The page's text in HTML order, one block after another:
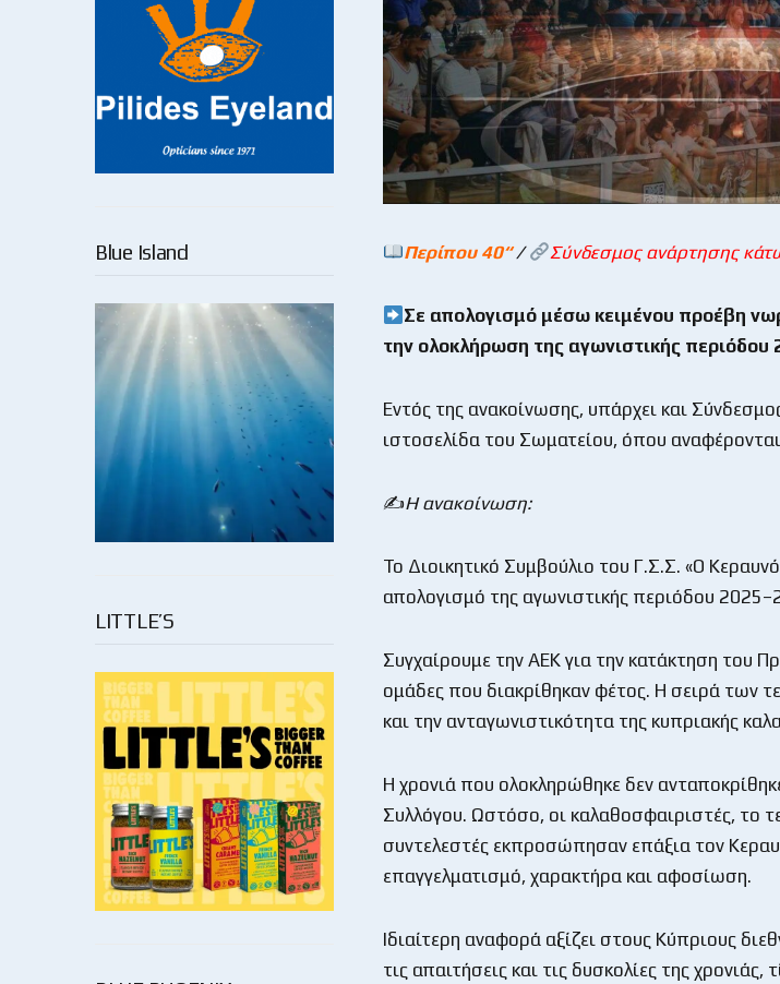
Blue Island
LITTLE’S
Περίπου 40“/ Σύνδεσμος ανάρτησης
Σε απολογισμό μέσω κειμένου προέβη
την ολοκλήρωση της αγωνιστικής περιόδου
Εντός της ανακοίνωσης, υπάρχει και
ιστοσελίδα του Σωματείου, όπου
✍️Η ανακοίνωση:
Το Διοικητικό Συμβούλιο του Γ.Σ.Σ. «Ο
απολογισμό της αγωνιστικής περιόδου
Συγχαίρουμε την ΑΕΚ για την κατάκτηση του
ομάδες που διακρίθηκαν φέτος. Η σειρά των
και την ανταγωνιστικότητα της κυπριακής
Η χρονιά που ολοκληρώθηκε δεν
Συλλόγου. Ωστόσο, οι καλαθοσφαιριστές, το
συντελεστές εκπροσώπησαν επάξια τον
επαγγελματισμό, χαρακτήρα και αφοσίωση.
Ιδιαίτερη αναφορά αξίζει στους Κύπριους
τις απαιτήσεις και τις δυσκολίες της